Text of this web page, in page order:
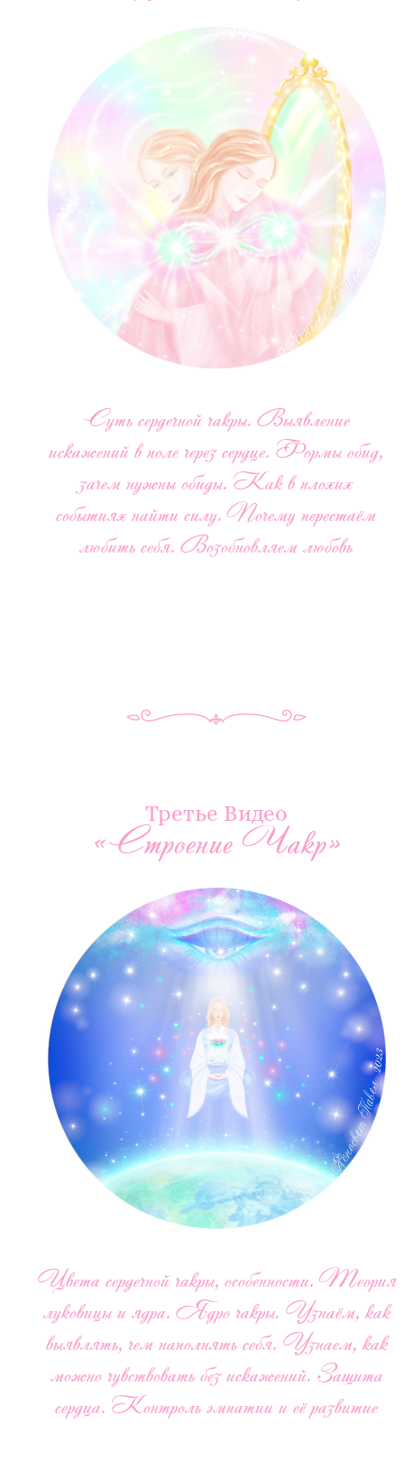
Суть сердечной чакры. Выявление
искажений в поле через сердце. Формы обид,
зачем нужны обиды. Как в плохих
событиях найти силу. Почему перестаём
любить себя. Возобновляем любовь
Третье Видео
«Строение Чакр»
Цвета сердечной чакры, особенности. Теория
луковицы и ядра. Ядро чакры. Узнаём, как
выявлять, чем наполнять себя. Узнаем, как
можно чувствовать без искажений. Защита
сердца. Контроль эмпатии и её развитие